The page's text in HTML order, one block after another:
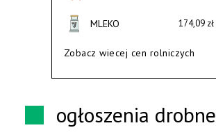
MLEKO 174,09 zł
Zobacz wiecej cen rolniczych
ogłoszenia drobne